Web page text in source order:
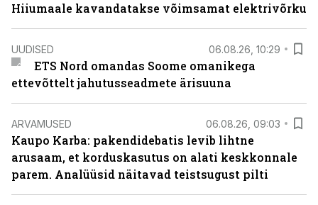
Hiiumaale kavandatakse võimsamat elektrivõrku
UUDISED 06.08.26, 10:29
ETS Nord omandas Soome omanikega
ettevõttelt jahutusseadmete ärisuuna
ARVAMUSED 06.08.26, 09:03
Kaupo Karba: pakendidebatis levib lihtne
arusaam, et korduskasutus on alati keskkonnale
parem. Analüüsid näitavad teistsugust pilti